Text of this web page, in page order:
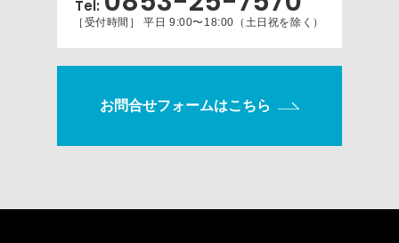
Tel:
［受付時間］ 平日 9:00〜18:00（土日祝を除く）
お問合せフォームはこちら